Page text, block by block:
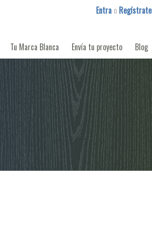
Entra o Regístrate
Tu Marca Blanca Envía tu proyecto Blog